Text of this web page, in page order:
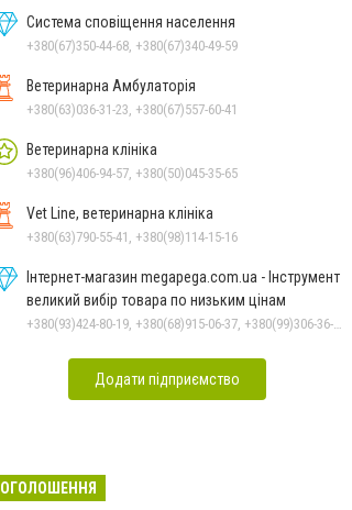
Система сповіщення населення
+380(67)350-44-68, +380(67)340-49-59
Ветеринарна Амбулаторія
+380(63)036-31-23, +380(67)557-60-41
Ветеринарна клініка
+380(96)406-94-57, +380(50)045-35-65
Vet Line, ветеринарна клініка
+380(63)790-55-41, +380(98)114-15-16
Інтернет-магазин megapega.com.ua - Інструмент
великий вибір товара по низьким цінам
Додати підприємство
ОГОЛОШЕННЯ